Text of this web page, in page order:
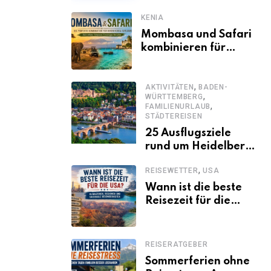
KENIA
Mombasa und Safari
kombinieren für
Kenia-Urlaub
AKTIVITÄTEN , BADEN-
WÜRTTEMBERG,
FAMILIENURLAUB,
STÄDTEREISEN
25 Ausflugsziele
rund um Heidelberg,
sollte
REISEWETTER, USA
Wann ist die beste
Reisezeit für die
saisonale
Besonderheiten
REISERATGEBER
Sommerferien ohne